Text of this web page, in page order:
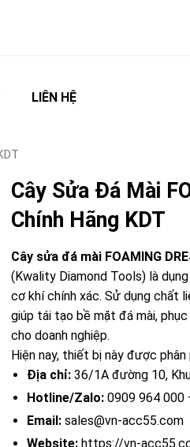
LIÊN HỆ
Cây Sửa Đá Mài
Chính Hãng KDT
Cây sửa đá mài FOAMING
(Kwality Diamond Tools) là
cơ khí chính xác. Sử dụng chất
giúp tái tạo bề mặt đá mài,
cho doanh nghiệp.
Hiện nay, thiết bị này được
Địa chỉ: 36/1A đường 10,
Hotline/Zalo: 0909 964 000
Email: sales@vn-acc55.com
Website: https://vn-